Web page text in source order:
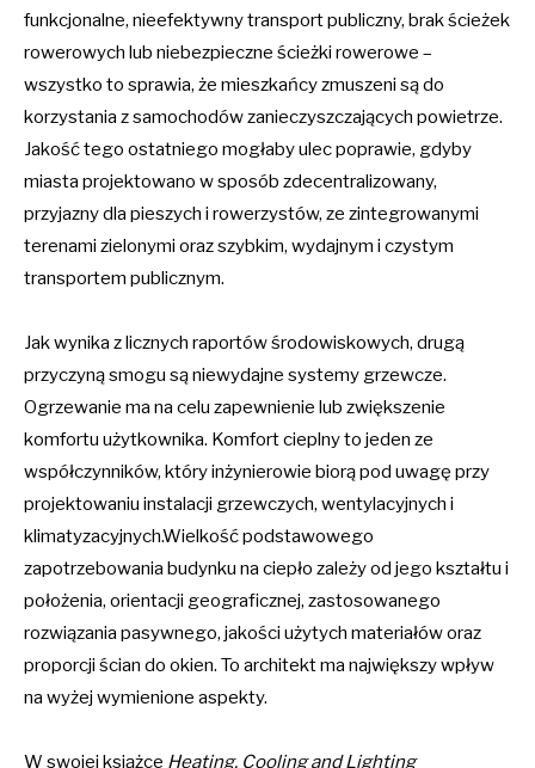
funkcjonalne, nieefektywny transport publiczny, brak ścieżek
rowerowych lub niebezpieczne ścieżki rowerowe –
wszystko to sprawia, że mieszkańcy zmuszeni są do
korzystania z samochodów zanieczyszczających powietrze.
Jakość tego ostatniego mogłaby ulec poprawie, gdyby
miasta projektowano w sposób zdecentralizowany,
przyjazny dla pieszych i rowerzystów, ze zintegrowanymi
terenami zielonymi oraz szybkim, wydajnym i czystym
transportem publicznym.
Jak wynika z licznych raportów środowiskowych, drugą
przyczyną smogu są niewydajne systemy grzewcze.
Ogrzewanie ma na celu zapewnienie lub zwiększenie
komfortu użytkownika. Komfort cieplny to jeden ze
współczynników, który inżynierowie biorą pod uwagę przy
projektowaniu instalacji grzewczych, wentylacyjnych i
klimatyzacyjnych.Wielkość podstawowego
zapotrzebowania budynku na ciepło zależy od jego kształtu i
położenia, orientacji geograficznej, zastosowanego
rozwiązania pasywnego, jakości użytych materiałów oraz
proporcji ścian do okien. To architekt ma największy wpływ
na wyżej wymienione aspekty.
W swojej książce Heating, Cooling and Lighting